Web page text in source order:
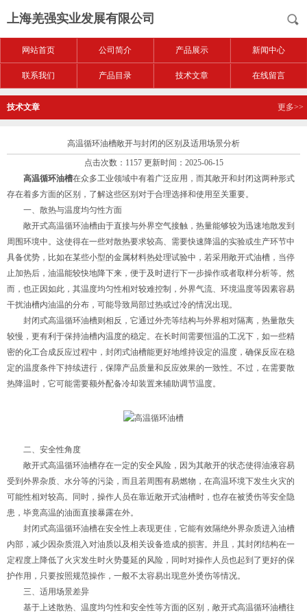
上海羌强实业发展有限公司
网站首页 公司简介 产品展示 新闻中心
联系我们 产品目录 技术文章 在线留言
技术文章 更多>>
高温循环油槽敞开与封闭的区别及适用场景分析
点击次数：1157 更新时间：2025-06-15
高温循环油槽在众多工业领域中有着广泛应用，而其敞开和封闭这两种形式
存在着多方面的区别，了解这些区别对于合理选择和使用至关重要。
一、散热与温度均匀性方面
敞开式高温循环油槽由于直接与外界空气接触，热量能够较为迅速地散发到
周围环境中。这使得在一些对散热要求较高、需要快速降温的实验或生产环节中
具备优势，比如在某些小型的金属材料热处理试验中，若采用敞开式油槽，当停
止加热后，油温能较快地降下来，便于及时进行下一步操作或者取样分析等。然
而，也正因如此，其温度均匀性相对较难控制，外界气流、环境温度等因素容易
干扰油槽内油温的分布，可能导致局部过热或过冷的情况出现。
封闭式高温循环油槽则相反，它通过外壳等结构与外界相对隔离，热量散失
较慢，更有利于保持油槽内温度的稳定。在长时间需要恒温的工况下，如一些精
密的化工合成反应过程中，封闭式油槽能更好地维持设定的温度，确保反应在稳
定的温度条件下持续进行，保障产品质量和反应效果的一致性。不过，在需要散
热降温时，它可能需要额外配备冷却装置来辅助调节温度。
二、安全性角度
敞开式高温循环油槽存在一定的安全风险，因为其敞开的状态使得油液容易
受到外界杂质、水分等的污染，而且若周围有易燃物，在高温环境下发生火灾的
可能性相对较高。同时，操作人员在靠近敞开式油槽时，也存在被烫伤等安全隐
患，毕竟高温的油面直接暴露在外。
封闭式高温循环油槽在安全性上表现更佳，它能有效隔绝外界杂质进入油槽
内部，减少因杂质混入对油质以及相关设备造成的损害。并且，其封闭结构在一
定程度上降低了火灾发生时火势蔓延的风险，同时对操作人员也起到了更好的保
护作用，只要按照规范操作，一般不太容易出现意外烫伤等情况。
三、适用场景差异
基于上述散热、温度均匀性和安全性等方面的区别，敞开式高温循环油槽往